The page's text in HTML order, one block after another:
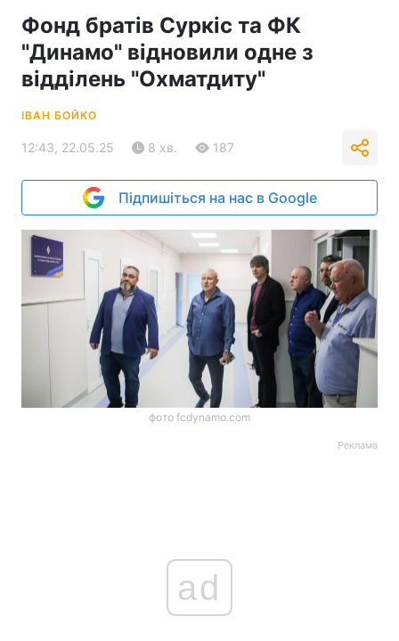
Фонд братів Суркіс та ФК
"Динамо" відновили одне з
відділень "Охматдиту"
ІВАН БОЙКО
12:43, 22.05.25 8 хв. 187
Підпишіться на нас в Google
фото fcdynamo.com
Реклама
ad